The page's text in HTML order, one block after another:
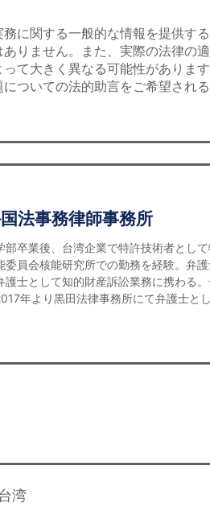
に関する一般的な情報を提供す
りません。また、実際の法律の
て大きく異なる可能性がありま
ついての法的助言をご希望され
法事務律師事務所
部卒業後、台湾企業で特許技術者とし
委員会核能研究所での勤務を経験。弁
護士として知的財産訴訟業務に携わる
年より黒田法律事務所にて弁護士とし
湾